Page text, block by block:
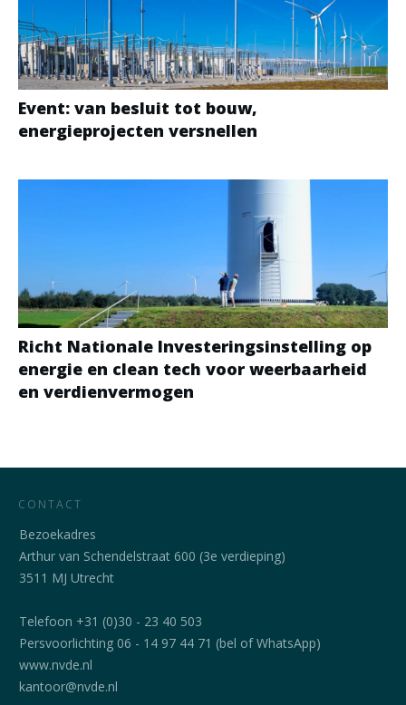
Event: van besluit tot bouw,
energieprojecten versnellen
Richt Nationale Investeringsinstelling op
energie en clean tech voor weerbaarheid
en verdienvermogen
CONTACT
Bezoekadres
Arthur van Schendelstraat 600 (3e verdieping)
3511 MJ Utrecht
Telefoon +31 (0)30 - 23 40 503
Persvoorlichting 06 - 14 97 44 71 (bel of WhatsApp)
www.nvde.nl
kantoor@nvde.nl